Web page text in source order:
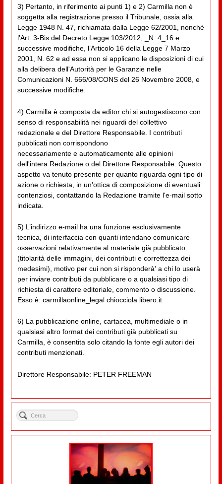
3) Pertanto, in riferimento ai punti 1) e 2) Carmilla non è
soggetta alla registrazione presso il Tribunale, ossia alla
Legge 1948 N. 47, richiamata dalla Legge 62/2001, nonché
l’Art. 3-Bis del Decreto Legge 103/2012, _N. 4_16 e
successive modifiche, l’Articolo 16 della Legge 7 Marzo
2001, N. 62 e ad essa non si applicano le disposizioni di cui
alla delibera dell'Autorità per le Garanzie nelle
Comunicazioni N. 666/08/CONS del 26 Novembre 2008, e
successive modifiche.
4) Carmilla è composta da editor chi si autogestiscono con
senso di responsabilità nei riguardi del collettivo
redazionale e del Direttore Responsabile. I contributi
pubblicati non corrispondono
necessariamente e automaticamente alle opinioni
dell'intera Redazione o del Direttore Responsabile. Questo
aspetto va tenuto presente per quanto riguarda ogni tipo di
azione o richiesta, in un'ottica di composizione di eventuali
contenziosi, contattando la Redazione tramite l'e-mail sotto
indicata.
5) L’indirizzo e-mail ha una funzione esclusivamente
tecnica, di interfaccia con quanti intendano comunicare
osservazioni relativamente al materiale già pubblicato
(titolarità delle immagini, dei contributi e correttezza dei
medesimi), motivo per cui non si risponderà' a chi lo userà
per inviare contributi da pubblicare o a qualsiasi tipo di
richiesta di carattere editoriale, commento o discussione.
Esso è: carmillaonline_legal chiocciola libero.it
6) La pubblicazione online, cartacea, multimediale o in
qualsiasi altro format dei contributi già pubblicati su
Carmilla, è consentita solo citando la fonte egli autori dei
contributi menzionati.
Direttore Responsabile: PETER FREEMAN